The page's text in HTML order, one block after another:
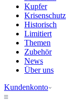
Kupfer
Krisenschutz
Historisch
Limitiert
Themen
Zubehör
News
Über uns
Kundenkonto